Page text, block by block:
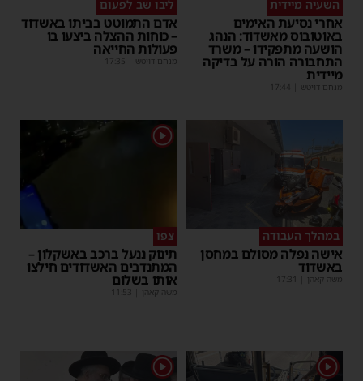
השעיה מיידית
אחרי נסיעת האימים
באוטובוס מאשדוד: הנהג
הושעה מתפקידו – משרד
התחבורה הורה על בדיקה
מיידית
מנחם דויטש |
17:44
ליבו שב לפעום
אדם התמוטט בביתו באשדוד
– כוחות ההצלה ביצעו בו
פעולות החייאה
מנחם דויטש |
17:35
במהלך העבודה
אישה נפלה מסולם במחסן
באשדוד
משה קאהן |
17:31
תינוק ננעל ברכב באשקלון –
המתנדבים האשדודים חילצו
אותו בשלום
משה קאהן |
11:53
1